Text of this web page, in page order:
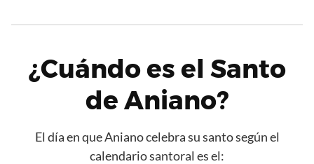
¿Cuándo es el Santo
de Aniano?
El día en que Aniano celebra su santo según el
calendario santoral es el: